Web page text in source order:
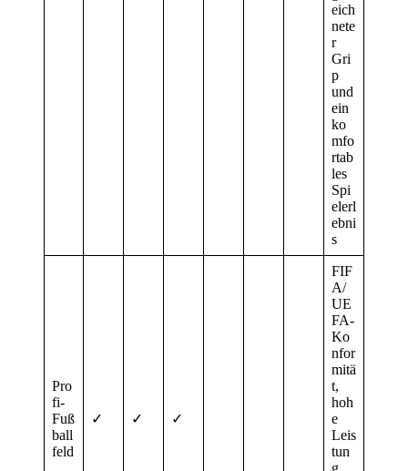
eich
nete
r
Gri
p
und
ein
ko
mfo
rtab
les
Spi
elerl
ebni
s
Pro
fi-
Fuß
ball
feld
✓ ✓ ✓
FIF
A/
UE
FA-
Ko
nfor
mitä
t,
hoh
e
Leis
tun